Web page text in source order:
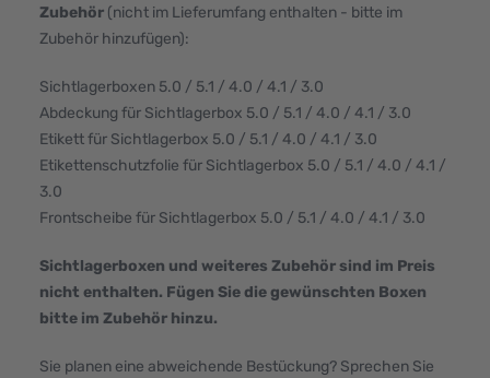
Zubehör (nicht im Lieferumfang enthalten - bitte im
Zubehör hinzufügen):
Sichtlagerboxen 5.0 / 5.1 / 4.0 / 4.1 / 3.0
Abdeckung für Sichtlagerbox 5.0 / 5.1 / 4.0 / 4.1 / 3.0
Etikett für Sichtlagerbox 5.0 / 5.1 / 4.0 / 4.1 / 3.0
Etikettenschutzfolie für Sichtlagerbox 5.0 / 5.1 / 4.0 / 4.1 /
3.0
Frontscheibe für Sichtlagerbox 5.0 / 5.1 / 4.0 / 4.1 / 3.0
Sichtlagerboxen und weiteres Zubehör sind im Preis
nicht enthalten. Fügen Sie die gewünschten Boxen
bitte im Zubehör hinzu.
Sie planen eine abweichende Bestückung? Sprechen Sie